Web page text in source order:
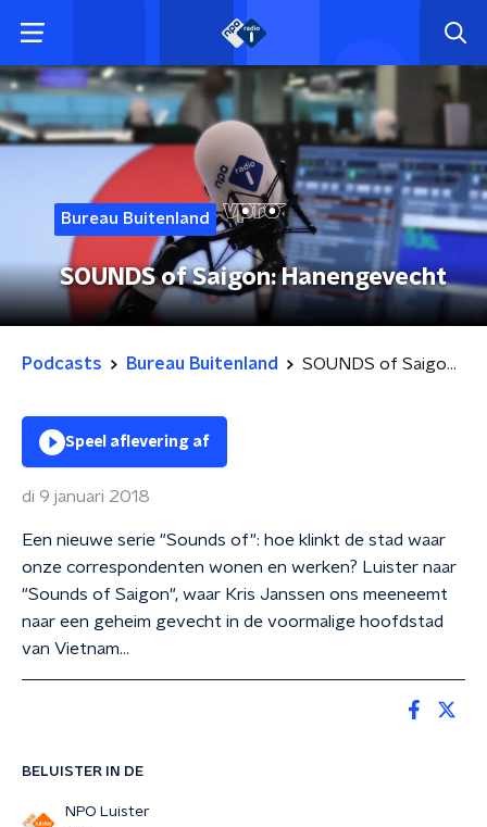
Bureau Buitenland
SOUNDS of Saigon: Hanengevecht
Podcasts Bureau Buitenland SOUNDS of Saigon: Hanengevecht
BELUISTER IN DE
NPO Luister
Speel aflevering af
di 9 januari 2018
Een nieuwe serie "Sounds of": hoe klinkt de stad waar
onze correspondenten wonen en werken? Luister naar
"Sounds of Saigon", waar Kris Janssen ons meeneemt
naar een geheim gevecht in de voormalige hoofdstad
van Vietnam...